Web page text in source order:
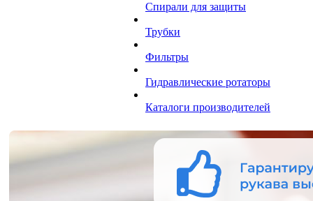
Спирали для защиты
Трубки
Фильтры
Гидравлические ротаторы
Каталоги производителей